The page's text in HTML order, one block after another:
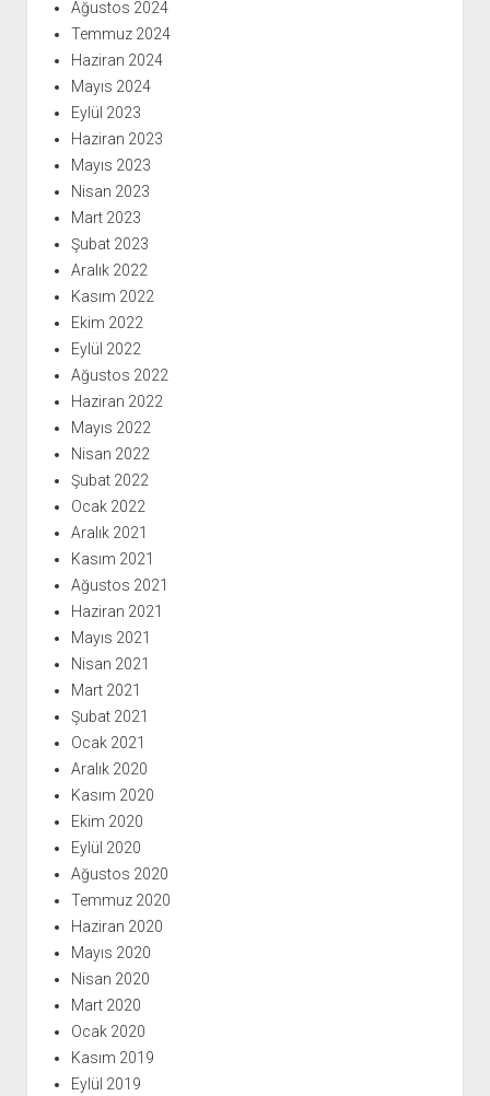
Ağustos 2024
Temmuz 2024
Haziran 2024
Mayıs 2024
Eylül 2023
Haziran 2023
Mayıs 2023
Nisan 2023
Mart 2023
Şubat 2023
Aralık 2022
Kasım 2022
Ekim 2022
Eylül 2022
Ağustos 2022
Haziran 2022
Mayıs 2022
Nisan 2022
Şubat 2022
Ocak 2022
Aralık 2021
Kasım 2021
Ağustos 2021
Haziran 2021
Mayıs 2021
Nisan 2021
Mart 2021
Şubat 2021
Ocak 2021
Aralık 2020
Kasım 2020
Ekim 2020
Eylül 2020
Ağustos 2020
Temmuz 2020
Haziran 2020
Mayıs 2020
Nisan 2020
Mart 2020
Ocak 2020
Kasım 2019
Eylül 2019